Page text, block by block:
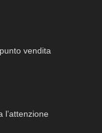
vendita
l’attenzione